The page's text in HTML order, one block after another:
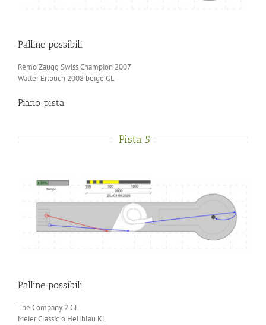
Palline possibili
Remo Zaugg Swiss Champion 2007
Walter Erlbuch 2008 beige GL
Piano pista
Pista 5
Palline possibili
The Company 2 GL
Meier Classic o Hellblau KL